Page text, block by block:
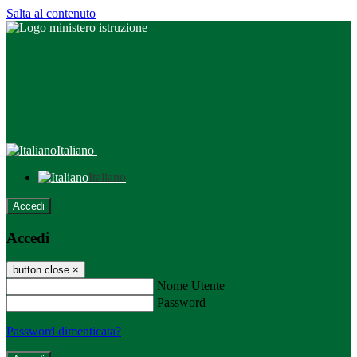
Salta al contenuto
Italiano
Italiano
Accedi
Accedi
button close ×
Nome Utente
Password
Password dimenticata?